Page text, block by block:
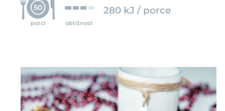
50
porcí obtížnost
280 kJ / porce